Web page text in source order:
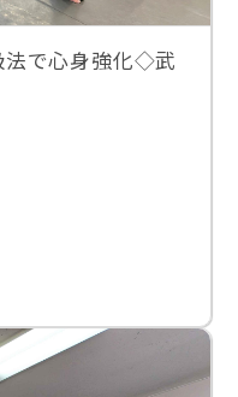
で心身強化◇武